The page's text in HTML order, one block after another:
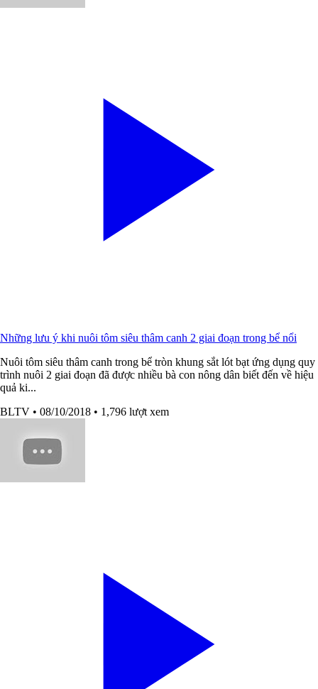
Những lưu ý khi nuôi tôm siêu thâm canh 2 giai đoạn trong bể nổi
Nuôi tôm siêu thâm canh trong bể tròn khung sắt lót bạt ứng dụng quy
trình nuôi 2 giai đoạn đã được nhiều bà con nông dân biết đến về hiệu
quả ki...
BLTV • 08/10/2018 • 1,796 lượt xem